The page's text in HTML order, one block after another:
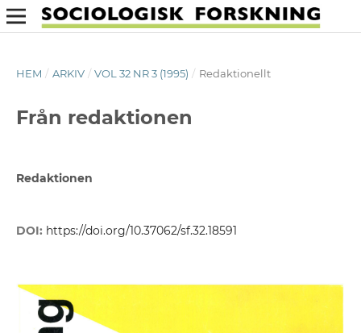
HEM / ARKIV / VOL 32 NR 3 (1995) / Redaktionellt
Från redaktionen
Redaktionen
DOI: https://doi.org/10.37062/sf.32.18591